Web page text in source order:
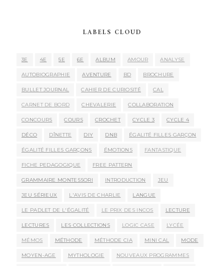
LABELS CLOUD
3E 4E 5E 6E ALBUM AMOUR ANALYSE
AUTOBIOGRAPHIE AVENTURE BD BROCHURE
BULLET JOURNAL CAHIER DE CURIOSITÉ CAL
CARNET DE BORD CHEVALERIE COLLABORATION
CONCOURS COURS CROCHET CYCLE 3 CYCLE 4
DÉCO DÎNETTE DIY DNB ÉGALITÉ FILLES GARÇON
ÉGALITÉ FILLES GARÇONS ÉMOTIONS FANTASTIQUE
FICHE PEDAGOGIQUE FREE PATTERN
GRAMMAIRE MONTESSORI INTRODUCTION JEU
JEU SÉRIEUX L'AVIS DE CHARLIE LANGUE
LE PADLET DE L'ÉGALITÉ LE PRIX DES INCOS LECTURE
LECTURES LES COLLECTIONS LOGIC CASE LYCÉE
MÉMOS MÉTHODE MÉTHODE CIA MINI CAL MODE
MOYEN-AGE MYTHOLOGIE NOUVEAUX PROGRAMMES